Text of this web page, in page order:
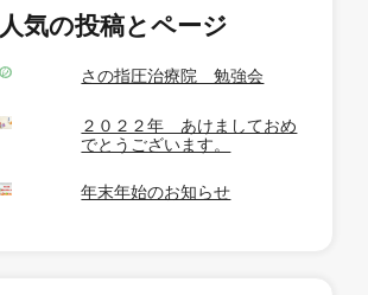
人気の投稿とページ
さの指圧治療院 勉強会
２０２２年 あけましておめ
でとうございます。
年末年始のお知らせ